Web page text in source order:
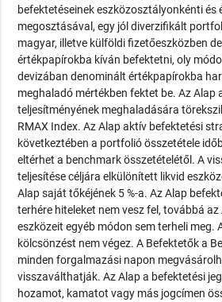
befektetéseinek eszközosztályonkénti és
megosztásával, egy jól diverzifikált
magyar, illetve külföldi fizetőeszközben
értékpapírokba kíván befektetni, oly
devizában denominált értékpapírokba
meghaladó mértékben fektet be. Az Alap
teljesítményének meghaladására
RMAX Index. Az Alap aktív befektetési
következtében a portfolió összetétele
eltérhet a benchmark összetételétől. A
teljesítése céljára elkülönített likvid
Alap saját tőkéjének 5 %-a. Az Alap
terhére hiteleket nem vesz fel, továbbá
eszközeit egyéb módon sem terheli meg.
kölcsönzést nem végez. A Befektetők a
minden forgalmazási napon
visszaválthatják. Az Alap a befektetési
hozamot, kamatot vagy más jogcímen